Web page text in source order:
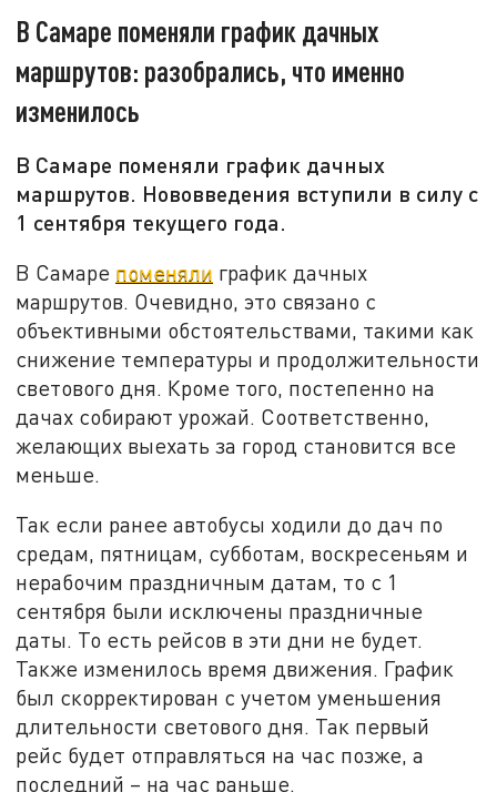
В Самаре поменяли график дачных
маршрутов: разобрались, что именно
изменилось
В Самаре поменяли график дачных
маршрутов. Нововведения вступили в силу с
1 сентября текущего года.
В Самаре поменяли график дачных
маршрутов. Очевидно, это связано с
объективными обстоятельствами, такими как
снижение температуры и продолжительности
светового дня. Кроме того, постепенно на
дачах собирают урожай. Соответственно,
желающих выехать за город становится все
меньше.
Так если ранее автобусы ходили до дач по
средам, пятницам, субботам, воскресеньям и
нерабочим праздничным датам, то с 1
сентября были исключены праздничные
даты. То есть рейсов в эти дни не будет.
Также изменилось время движения. График
был скорректирован с учетом уменьшения
длительности светового дня. Так первый
рейс будет отправляться на час позже, а
последний – на час раньше.